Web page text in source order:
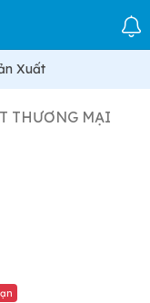
Xuất
THƯƠNG MẠI